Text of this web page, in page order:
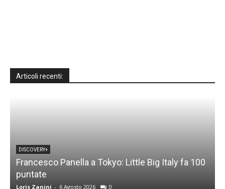
Articoli recenti:
DISCOVERY+
Francesco Panella a Tokyo: Little Big Italy fa 100
puntate
Loris Zanini - 6 Agosto 2026 0